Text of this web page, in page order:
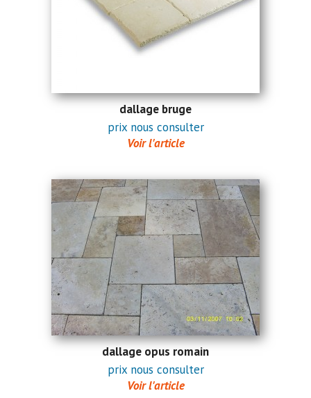
dallage bruge
prix nous consulter
Voir l'article
dallage opus romain
prix nous consulter
Voir l'article